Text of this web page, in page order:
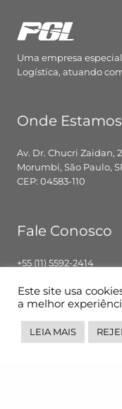
Uma empresa
Logística, atuando
Onde Estamos
Av. Dr. Chucri Zaidan,
Morumbi, São Paulo,
CEP: 04583-110
Fale Conosco
+55 (11) 5592-2414
Segunda – Sexta:
Siga-nos
Este site usa
a melhor
LEIA MAIS